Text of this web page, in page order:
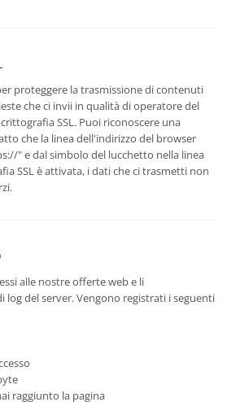
proteggere la trasmissione di contenuti
che ci invii in qualità di operatore del
SSL. Puoi riconoscere una
che la linea dell'indirizzo del browser
" e dal simbolo del lucchetto nella linea
SSL è attivata, i dati che ci trasmetti non
alle nostre offerte web e li
log del server. Vengono registrati i seguenti
raggiunto la pagina